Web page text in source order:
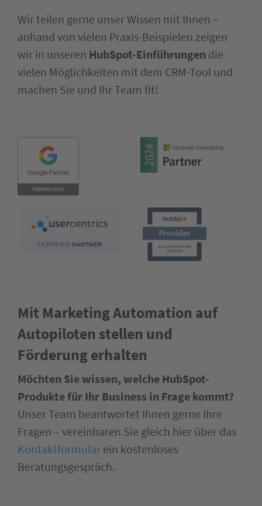
Wir teilen gerne unser Wissen mit Ihnen –
anhand von vielen Praxis-Beispielen zeigen
wir in unseren HubSpot-Einführungen die
vielen Möglichkeiten mit dem CRM-Tool und
machen Sie und Ihr Team fit!
Mit Marketing Automation auf
Autopiloten stellen und
Förderung erhalten
Möchten Sie wissen, welche HubSpot-
Produkte für Ihr Business in Frage kommt?
Unser Team beantwortet Ihnen gerne Ihre
Fragen – vereinbaren Sie gleich hier über das
Kontaktformular ein kostenloses
Beratungsgespräch.